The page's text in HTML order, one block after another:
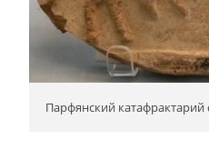
Парфянский катафрактарий